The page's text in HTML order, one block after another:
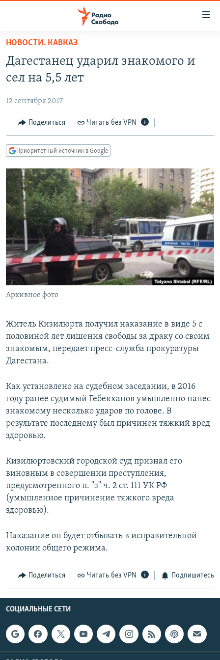
упрощенного
доступа
основному
Вернутся
главной
навигации
Вернутся
поиску
ПОДКАСТЫ
ЦИТАТЫ СВОБОДЫ
МНЕНИЯ
IDEL.РЕАЛИИ
КАВКАЗ.РЕАЛИИ
СЕВЕР.РЕАЛИИ
СИБИРЬ.РЕАЛИИ
РАСПИСАНИЕ ВЕЩАНИЯ
ПОДПИШИТЕСЬ НА РАССЫЛКУ
СОЦИАЛЬНЫЕ СЕТИ
Все сайты РСЕ/РС
НОВОСТИ. КАВКАЗ
Дагестанец ударил знакомого и
сел на 5,5 лет
12 сентября 2017
Поделиться Читать без VPN
Приоритетный источник в Google
Архивное фото
Житель Кизилюрта получил наказание в виде 5 с
половиной лет лишения свободы за драку со своим
знакомым, передает пресс-служба прокуратуры
Дагестана.
Как установлено на судебном заседании, в 2016
году ранее судимый Гебекханов умышленно нанес
знакомому несколько ударов по голове. В
результате последнему был причинен тяжкий вред
здоровью.
Кизилюртовский городской суд признал его
виновным в совершении преступления,
предусмотрен­ного п. "з" ч. 2 ст. 111 УК РФ
(умышленное причинение тяжкого вреда
здоровью).
Наказание он будет отбывать в исправительной
колонии общего режима.
Поделиться Читать без VPN Подпишитесь
СОЦИАЛЬНЫЕ СЕТИ